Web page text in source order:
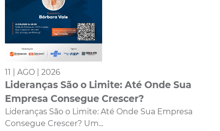
11 | AGO | 2026
Lideranças São o Limite: Até Onde Sua
Empresa Consegue Crescer?
Lideranças São o Limite: Até Onde Sua Empresa
Consegue Crescer? Um...